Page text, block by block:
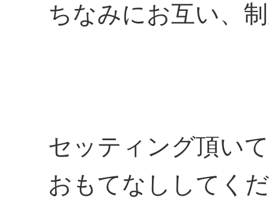
ちなみにお互い、
セッティング頂い
おもてなししてく